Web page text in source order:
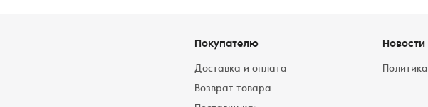
Покупателю
Доставка и оплата
Возврат товара
Новости
Политика